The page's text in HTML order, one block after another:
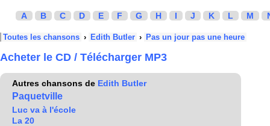
A B C D E F G H I J K L M
Toutes les chansons › Edith Butler › Pas un jour pas une heure
Acheter le CD / Télécharger MP3
Autres chansons de Edith Butler
Paquetville
Luc va à l'école
La 20